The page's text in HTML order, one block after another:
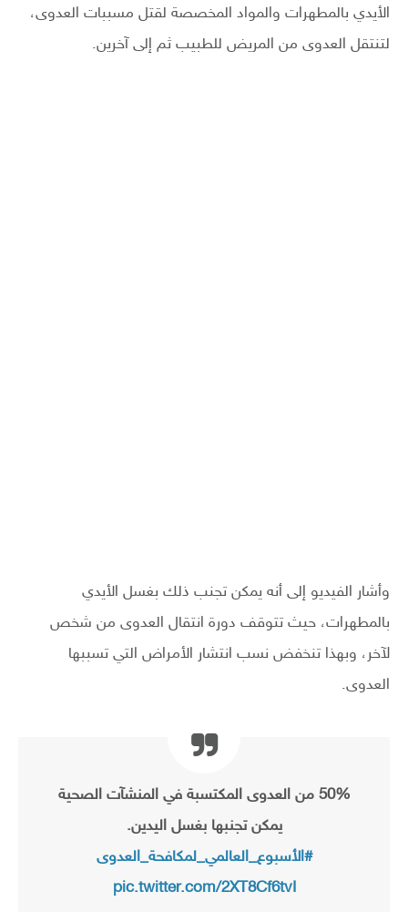
الأيدي بالمطهرات والمواد المخصصة لقتل مسببات العدوى،
لتنتقل العدوى من المريض للطبيب ثم إلى آخرين.
وأشار الفيديو إلى أنه يمكن تجنب ذلك بغسل الأيدي
بالمطهرات، حيث تتوقف دورة انتقال العدوى من شخص
لآخر، وبهذا تنخفض نسب انتشار الأمراض التي تسببها
العدوى.
50% من العدوى المكتسبة في المنشآت الصحية
يمكن تجنبها بغسل اليدين.
#الأسبوع_العالمي_لمكافحة_العدوى
pic.twitter.com/2XT8Cf6tvI